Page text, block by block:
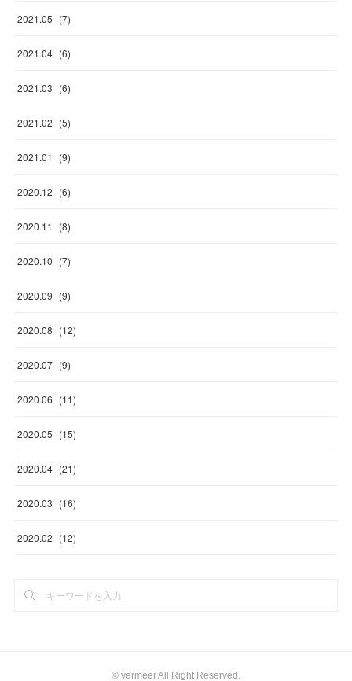
2021.05 (7)
2021.04 (6)
2021.03 (6)
2021.02 (5)
2021.01 (9)
2020.12 (6)
2020.11 (8)
2020.10 (7)
2020.09 (9)
2020.08 (12)
2020.07 (9)
2020.06 (11)
2020.05 (15)
2020.04 (21)
2020.03 (16)
2020.02 (12)
©︎ vermeer All Right Reserved.